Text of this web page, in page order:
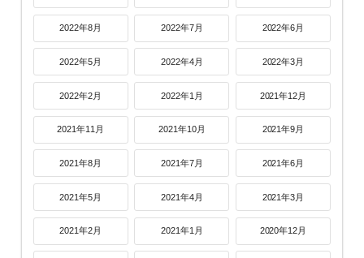
2022年8月 2022年7月 2022年6月
2022年5月 2022年4月 2022年3月
2022年2月 2022年1月 2021年12月
2021年11月 2021年10月 2021年9月
2021年8月 2021年7月 2021年6月
2021年5月 2021年4月 2021年3月
2021年2月 2021年1月 2020年12月